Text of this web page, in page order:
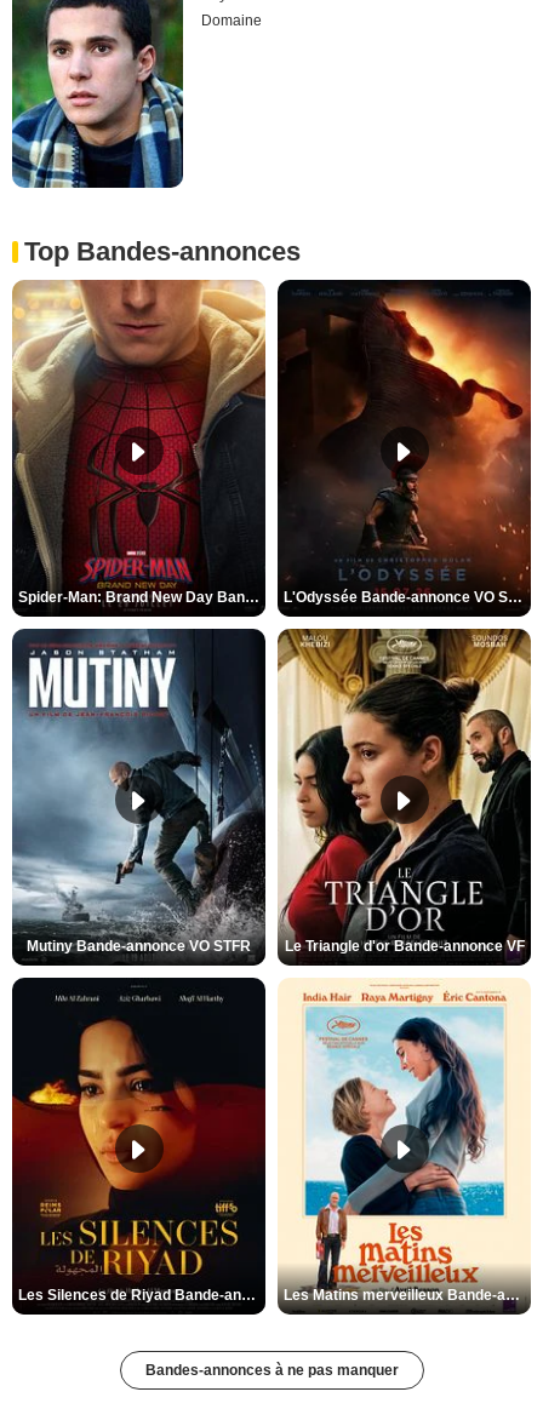
Domaine
Top Bandes-annonces
Spider-Man: Brand New Day Bande-annonce VO STFR L'Odyssée Bande-annonce VO STFR
Mutiny Bande-annonce VO STFR Le Triangle d'or Bande-annonce VF
Les Silences de Riyad Bande-annonce VO STFR Les Matins merveilleux Bande-annonce VF
Bandes-annonces à ne pas manquer